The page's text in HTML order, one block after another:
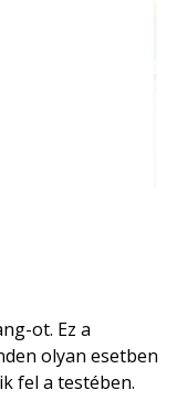
ot. Ez a
olyan esetben
fel a testében.